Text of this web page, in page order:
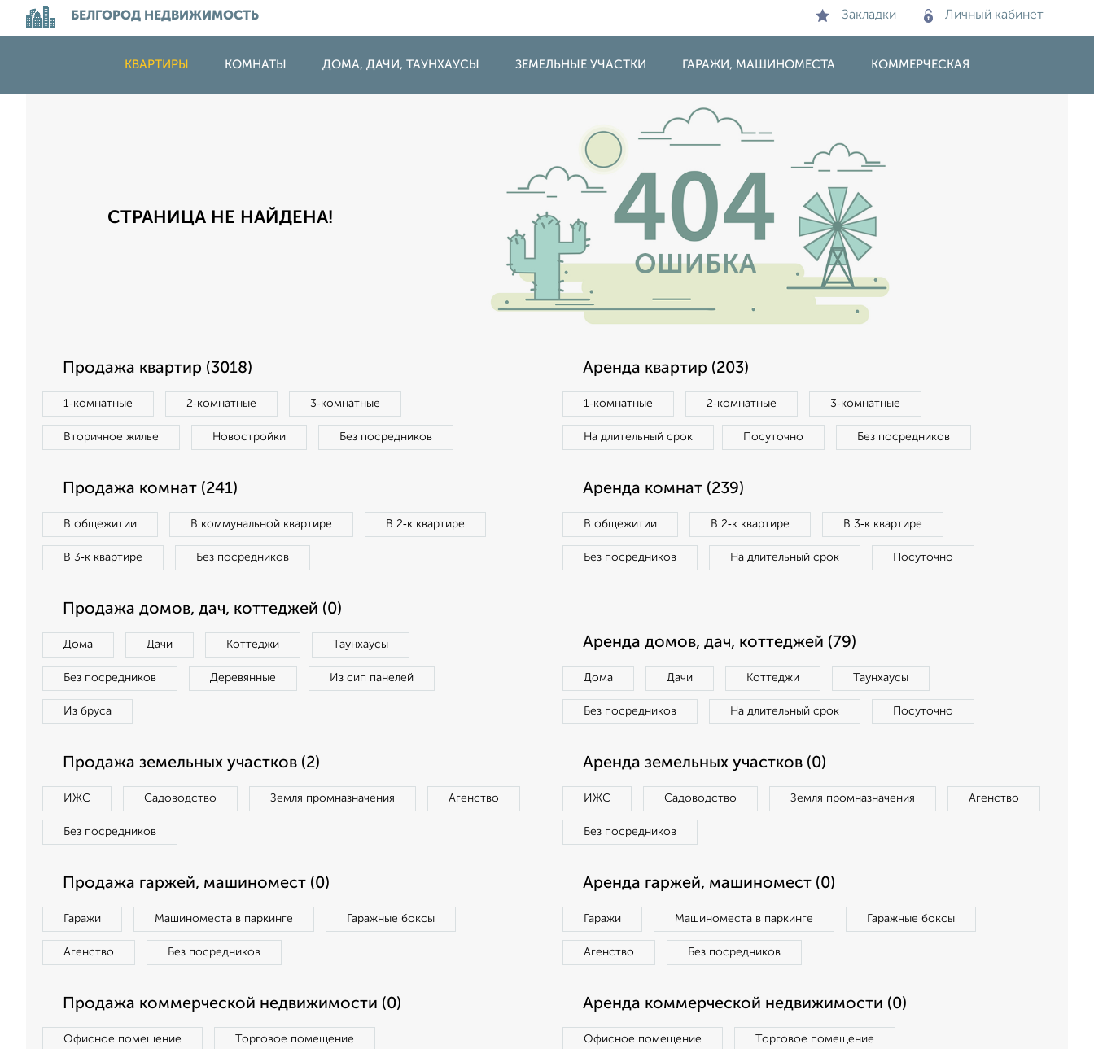
БЕЛГОРОД НЕДВИЖИМОСТЬ Закладки Личный кабинет
КВАРТИРЫ КОМНАТЫ ДОМА, ДАЧИ, ТАУНХАУСЫ ЗЕМЕЛЬНЫЕ УЧАСТКИ ГАРАЖИ, МАШИНОМЕСТА КОММЕРЧЕСКАЯ
СТРАНИЦА НЕ НАЙДЕНА!
Продажа квартир (3018)
1‑комнатные 2‑комнатные 3‑комнатные
Вторичное жилье Новостройки Без посредников
Аренда квартир (203)
1‑комнатные 2‑комнатные 3‑комнатные
На длительный срок Посуточно Без посредников
Продажа комнат (241)
В общежитии В коммунальной квартире В 2‑к квартире
В 3‑к квартире Без посредников
Аренда комнат (239)
В общежитии В 2‑к квартире В 3‑к квартире
Без посредников На длительный срок Посуточно
Продажа домов, дач, коттеджей (0)
Дома Дачи Коттеджи Таунхаусы
Без посредников Деревянные Из сип панелей
Из бруса
Аренда домов, дач, коттеджей (79)
Дома Дачи Коттеджи Таунхаусы
Без посредников На длительный срок Посуточно
Продажа земельных участков (2)
ИЖС Садоводство Земля промназначения Агенство
Без посредников
Аренда земельных участков (0)
ИЖС Садоводство Земля промназначения Агенство
Без посредников
Продажа гаржей, машиномест (0)
Гаражи Машиноместа в паркинге Гаражные боксы
Агенство Без посредников
Аренда гаржей, машиномест (0)
Гаражи Машиноместа в паркинге Гаражные боксы
Агенство Без посредников
Продажа коммерческой недвижимости (0)
Офисное помещение Торговое помещение
Аренда коммерческой недвижимости (0)
Офисное помещение Торговое помещение